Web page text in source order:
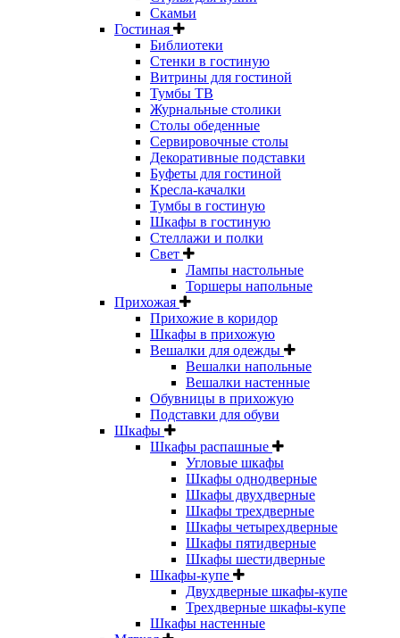
Скамьи
Гостиная
Библиотеки
Стенки в гостиную
Витрины для гостиной
Тумбы ТВ
Журнальные столики
Столы обеденные
Сервировочные столы
Декоративные подставки
Буфеты для гостиной
Кресла-качалки
Тумбы в гостиную
Шкафы в гостиную
Стеллажи и полки
Свет
Лампы настольные
Торшеры напольные
Прихожая
Прихожие в коридор
Шкафы в прихожую
Вешалки для одежды
Вешалки напольные
Вешалки настенные
Обувницы в прихожую
Подставки для обуви
Шкафы
Шкафы распашные
Угловые шкафы
Шкафы однодверные
Шкафы двухдверные
Шкафы трехдверные
Шкафы четырехдверные
Шкафы пятидверные
Шкафы шестидверные
Шкафы-купе
Двухдверные шкафы-купе
Трехдверные шкафы-купе
Шкафы настенные